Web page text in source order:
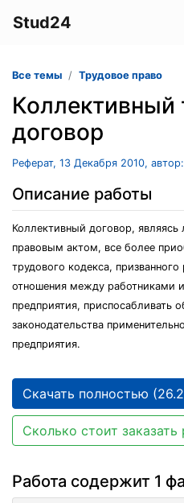
Stud24
Все темы Трудовое право
Коллективный
договор
Реферат, 13 Декабря 2010,
Описание работы
Коллективный договор,
правовым актом, все более
трудового кодекса,
отношения между работниками
предприятия, приспосабливать
законодательства
предприятия.
Скачать полностью
Сколько стоит заказать
Работа содержит 1